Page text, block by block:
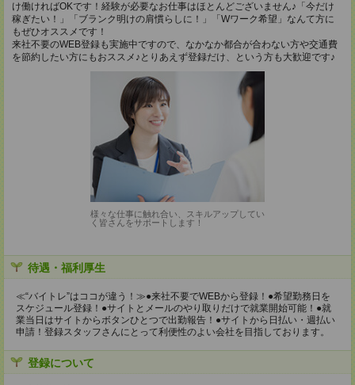
け働ければOKです！経験が必要なお仕事はほとんどございません♪「今だけ
稼ぎたい！」「ブランク明けの肩慣らしに！」「Wワーク希望」なんて方に
もぜひオススメです！
来社不要のWEB登録も実施中ですので、なかなか都合が合わない方や交通費
を節約したい方にもおススメ♪とりあえず登録だけ、という方も大歓迎です♪
様々な仕事に触れ合い、スキルアップしてい
く皆さんをサポートします！
待遇・福利厚生
≪“バイトレ”はココが違う！≫●来社不要でWEBから登録！●希望勤務日を
スケジュール登録！●サイトとメールのやり取りだけで就業開始可能！●就
業当日はサイトからボタンひとつで出勤報告！●サイトから日払い・週払い
申請！登録スタッフさんにとって利便性のよい会社を目指しております。
登録について